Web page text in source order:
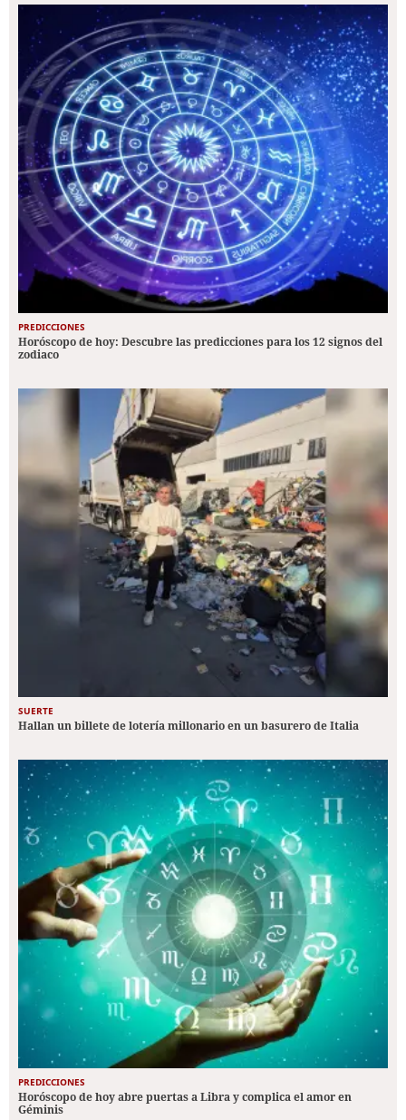
PREDICCIONES
Horóscopo de hoy: Descubre las predicciones para los 12 signos del
zodiaco
SUERTE
Hallan un billete de lotería millonario en un basurero de Italia
PREDICCIONES
Horóscopo de hoy abre puertas a Libra y complica el amor en
Géminis